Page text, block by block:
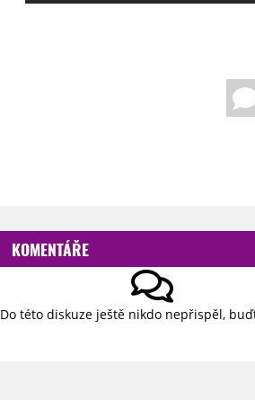
KOMENTÁŘE
Do této diskuze ještě nikdo nepřispěl,